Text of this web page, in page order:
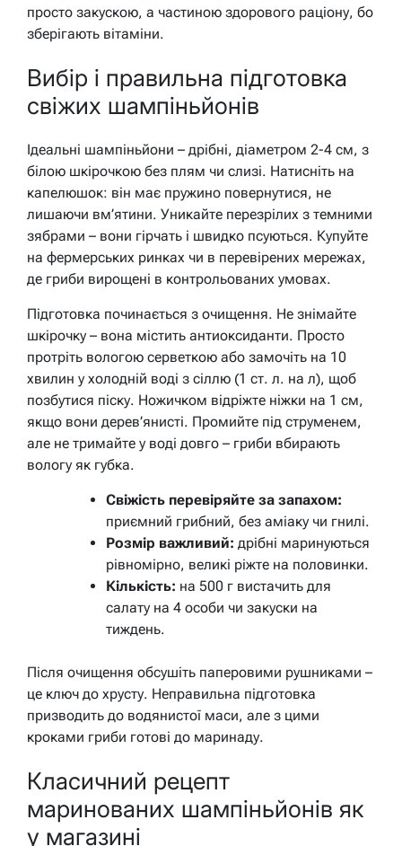
просто закускою, а частиною здорового раціону, бо
зберігають вітаміни.
Вибір і правильна підготовка
свіжих шампіньйонів
Ідеальні шампіньйони – дрібні, діаметром 2-4 см, з
білою шкірочкою без плям чи слизі. Натисніть на
капелюшок: він має пружино повернутися, не
лишаючи вм’ятини. Уникайте перезрілих з темними
зябрами – вони гірчать і швидко псуються. Купуйте
на фермерських ринках чи в перевірених мережах,
де гриби вирощені в контрольованих умовах.
Підготовка починається з очищення. Не знімайте
шкірочку – вона містить антиоксиданти. Просто
протріть вологою серветкою або замочіть на 10
хвилин у холодній воді з сіллю (1 ст. л. на л), щоб
позбутися піску. Ножичком відріжте ніжки на 1 см,
якщо вони дерев’янисті. Промийте під струменем,
але не тримайте у воді довго – гриби вбирають
вологу як губка.
Свіжість перевіряйте за запахом:
приємний грибний, без аміаку чи гнилі.
Розмір важливий: дрібні маринуються
рівномірно, великі ріжте на половинки.
Кількість: на 500 г вистачить для
салату на 4 особи чи закуски на
тиждень.
Після очищення обсушіть паперовими рушниками –
це ключ до хрусту. Неправильна підготовка
призводить до водянистої маси, але з цими
кроками гриби готові до маринаду.
Класичний рецепт
маринованих шампіньйонів як
у магазині